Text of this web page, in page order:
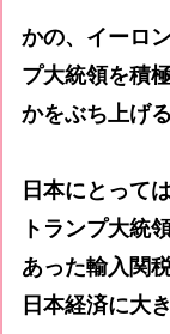
かの、イーロ
プ大統領を積
かをぶち上げ
日本にとって
トランプ大統
あった輸入関
日本経済に大